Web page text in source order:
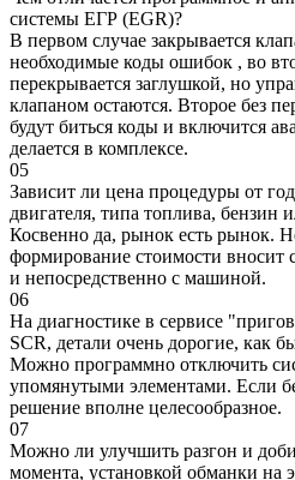
системы ЕГР (EGR)?
В первом случае закрывается
необходимые коды ошибок , во
перекрывается заглушкой, но
клапаном остаются. Второе без
будут биться коды и включится
делается в комплексе.
05
Зависит ли цена процедуры от
двигателя, типа топлива, бензин
Косвенно да, рынок есть рынок.
формирование стоимости вносит
и непосредственно с машиной.
06
На диагностике в сервисе
SCR, детали очень дорогие, как
Можно программно отключить
упомянутыми элементами. Если
решение вполне целесообразное.
07
Можно ли улучшить разгон и
момента, установкой обманки на